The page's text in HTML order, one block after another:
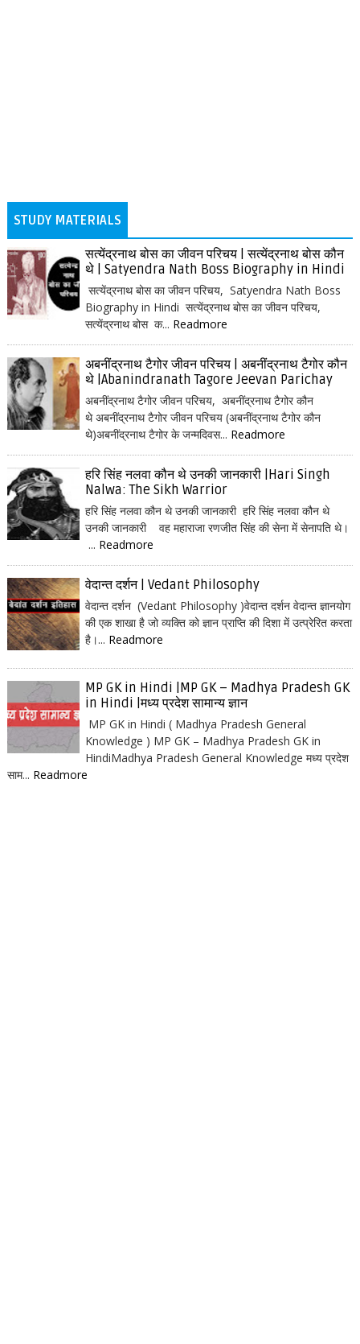
STUDY MATERIALS
सत्येंद्रनाथ बोस का जीवन परिचय | सत्येंद्रनाथ बोस कौन
थे | Satyendra Nath Boss Biography in Hindi
सत्येंद्रनाथ बोस का जीवन परिचय, Satyendra Nath Boss
Biography in Hindi सत्येंद्रनाथ बोस का जीवन परिचय,
सत्येंद्रनाथ बोस क... Readmore
अबनींद्रनाथ टैगोर जीवन परिचय | अबनींद्रनाथ टैगोर कौन
थे |Abanindranath Tagore Jeevan Parichay
अबनींद्रनाथ टैगोर जीवन परिचय, अबनींद्रनाथ टैगोर कौन
थे अबनींद्रनाथ टैगोर जीवन परिचय (अबनींद्रनाथ टैगोर कौन
थे)अबनींद्रनाथ टैगोर के जन्मदिवस... Readmore
हरि सिंह नलवा कौन थे उनकी जानकारी |Hari Singh
Nalwa: The Sikh Warrior
हरि सिंह नलवा कौन थे उनकी जानकारी हरि सिंह नलवा कौन थे
उनकी जानकारी वह महाराजा रणजीत सिंह की सेना में सेनापति थे।
... Readmore
वेदान्त दर्शन | Vedant Philosophy
वेदान्त दर्शन (Vedant Philosophy )वेदान्त दर्शन वेदान्त ज्ञानयोग
की एक शाखा है जो व्यक्ति को ज्ञान प्राप्ति की दिशा में उत्प्रेरित करता
है।... Readmore
MP GK in Hindi |MP GK – Madhya Pradesh GK
in Hindi |मध्य प्रदेश सामान्य ज्ञान
MP GK in Hindi ( Madhya Pradesh General
Knowledge ) MP GK – Madhya Pradesh GK in
HindiMadhya Pradesh General Knowledge मध्य प्रदेश
साम... Readmore